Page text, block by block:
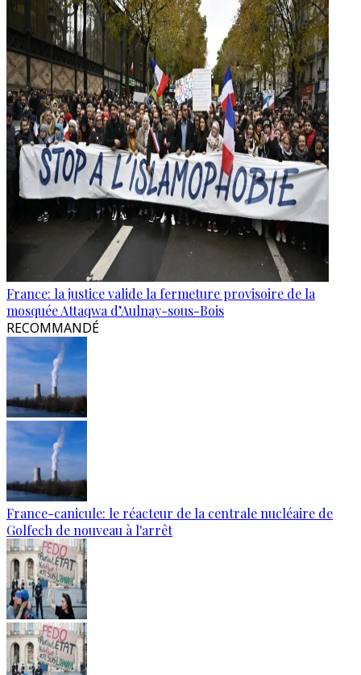
France: la justice valide la fermeture provisoire de la
mosquée Attaqwa d’Aulnay-sous-Bois
RECOMMANDÉ
France-canicule: le réacteur de la centrale nucléaire de
Golfech de nouveau à l'arrêt